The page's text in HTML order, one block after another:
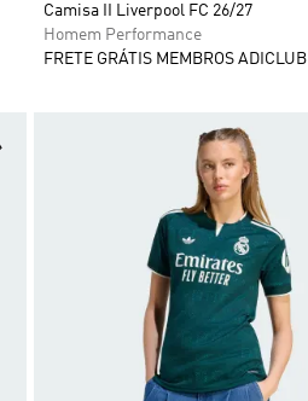
Camisa II Liverpool FC 26/27
Homem Performance
FRETE GRÁTIS MEMBROS ADICLUB
Adicionar à Lista de Desejos